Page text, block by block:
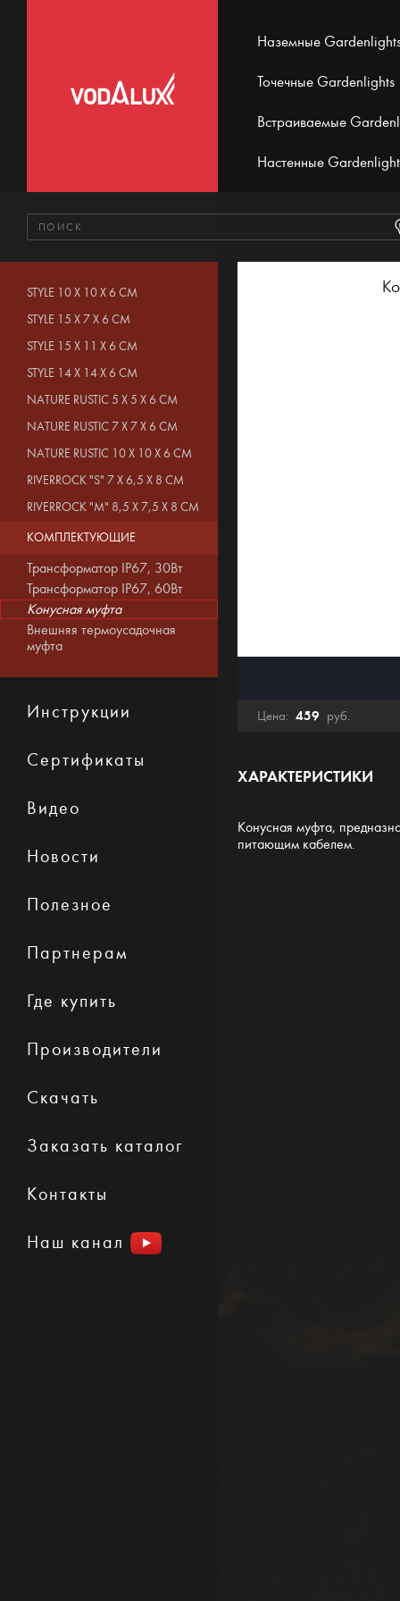
Наземные
Точечные Gardenlights
Встраиваемые
Настенные
Цена: 459 руб.
ХАРАКТЕРИСТИКИ
Конусная муфта,
питающим кабелем.
STYLE 10 X 10 X 6 CM
STYLE 15 X 7 X 6 CM
STYLE 15 X 11 X 6 CM
STYLE 14 X 14 X 6 CM
NATURE RUSTIC 5 X 5 X 6 CM
NATURE RUSTIC 7 X 7 X 6 CM
NATURE RUSTIC 10 X 10 X 6 CM
RIVERROCK "S" 7 X 6,5 X 8 CM
RIVERROCK "M" 8,5 X 7,5 X 8 CM
КОМПЛЕКТУЮЩИЕ
Трансформатор IP67, 30Вт
Трансформатор IP67, 60Вт
Конусная муфта
Внешняя термоусадочная
муфта
Инструкции
Сертификаты
Видео
Новости
Полезное
Партнерам
Где купить
Производители
Скачать
Заказать каталог
Контакты
Наш канал